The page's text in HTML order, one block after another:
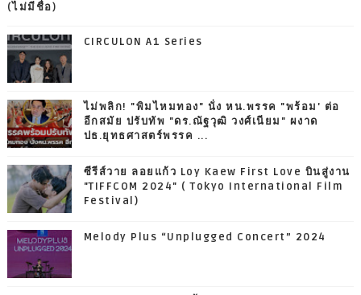
(ไม่มีชื่อ)
CIRCULON A1 Series
ไม่พลิก! "พิมไหมทอง" นั่ง หน.พรรค "พร้อม' ต่อ
อีกสมัย ปรับทัพ "ดร.ณัฐวุฒิ วงศ์เนียม" ผงาด
ปธ.ยุทธศาสตร์พรรค ...
ซีรีส์วาย ลอยแก้ว Loy Kaew First Love บินสู่งาน
"TIFFCOM 2024" ( Tokyo International Film
Festival)
Melody Plus “Unplugged Concert” 2024